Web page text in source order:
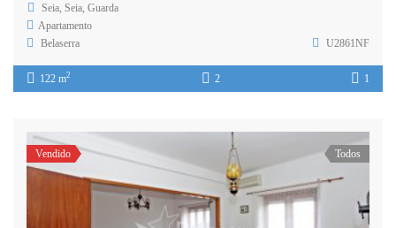
Seia, Seia, Guarda
Apartamento
Belaserra
U2861NF
122 m2 2 1
Vendido Todos